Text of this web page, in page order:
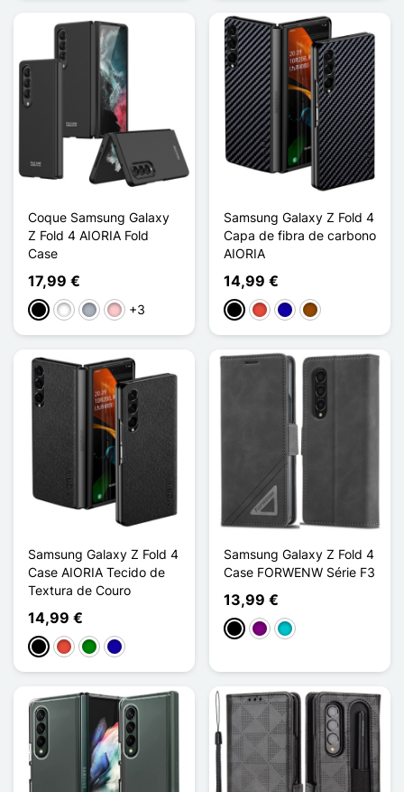
Coque Samsung Galaxy
Z Fold 4 AIORIA Fold
Case
17,99 €
PretoBrancoCinzento
Rosa+3
Samsung Galaxy Z Fold 4
Capa de fibra de carbono
AIORIA
14,99 €
PretoVermelhoAzul Escuro
Castanho
Samsung Galaxy Z Fold 4
Case AIORIA Tecido de
Textura de Couro
14,99 €
PretoVermelho
VerdeAzul Escuro
Samsung Galaxy Z Fold 4
Case FORWENW Série F3
13,99 €
PretoPúrpuraTurquesa